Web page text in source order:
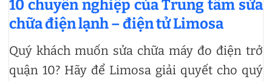
10 chuyên nghiệp của Trung tâm sửa
chữa điện lạnh – điện tử Limosa
Quý khách muốn sửa chữa máy đo điện trở
quận 10? Hãy để Limosa giải quyết cho quý